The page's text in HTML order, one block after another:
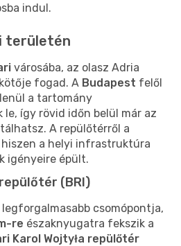
indul.
területén
városába, az olasz Adria
fogad. A Budapest felől
a tartomány
így rövid időn belül már az
A repülőtérről a
hiszen a helyi infrastruktúra
igényeire épült.
(BRI)
csomópontja,
re északnyugatra fekszik a
Karol Wojtyła repülőtér